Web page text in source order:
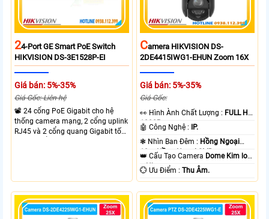
24-Port GE Smart PoE Switch
HIKVISION DS-3E1528P-EI
Giá bán: 5%-35%
Giá Gốc: Liên hệ
📽 24 cổng PoE Gigabit cho hệ
thống camera mạng, 2 cổng uplink
RJ45 và 2 cổng quang Gigabit tốc
CAmera HIKVISION DS-
2DE4415IWG1-EHUN Zoom 16X
Giá bán: 5%-35%
Giá Gốc:
️👀 Hình Ành Chất Lượng : FULL HD
1080P .
🤖️ Công Nghệ :
IP.
❃ Nhìn Ban Đêm : Hồng Ngoại
10m Hồng Ngoại SMD.
👑 Cấu Tạo Camera Dome Kim loại
+ Nhựa.
️💮 Ưu Điểm :Thu Âm.